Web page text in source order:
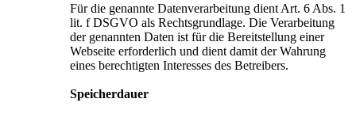
Für die genannte Datenverarbeitung dient Art. 6 Abs. 1
lit. f DSGVO als Rechtsgrundlage. Die Verarbeitung
der genannten Daten ist für die Bereitstellung einer
Webseite erforderlich und dient damit der Wahrung
eines berechtigten Interesses des Betreibers.
Speicherdauer